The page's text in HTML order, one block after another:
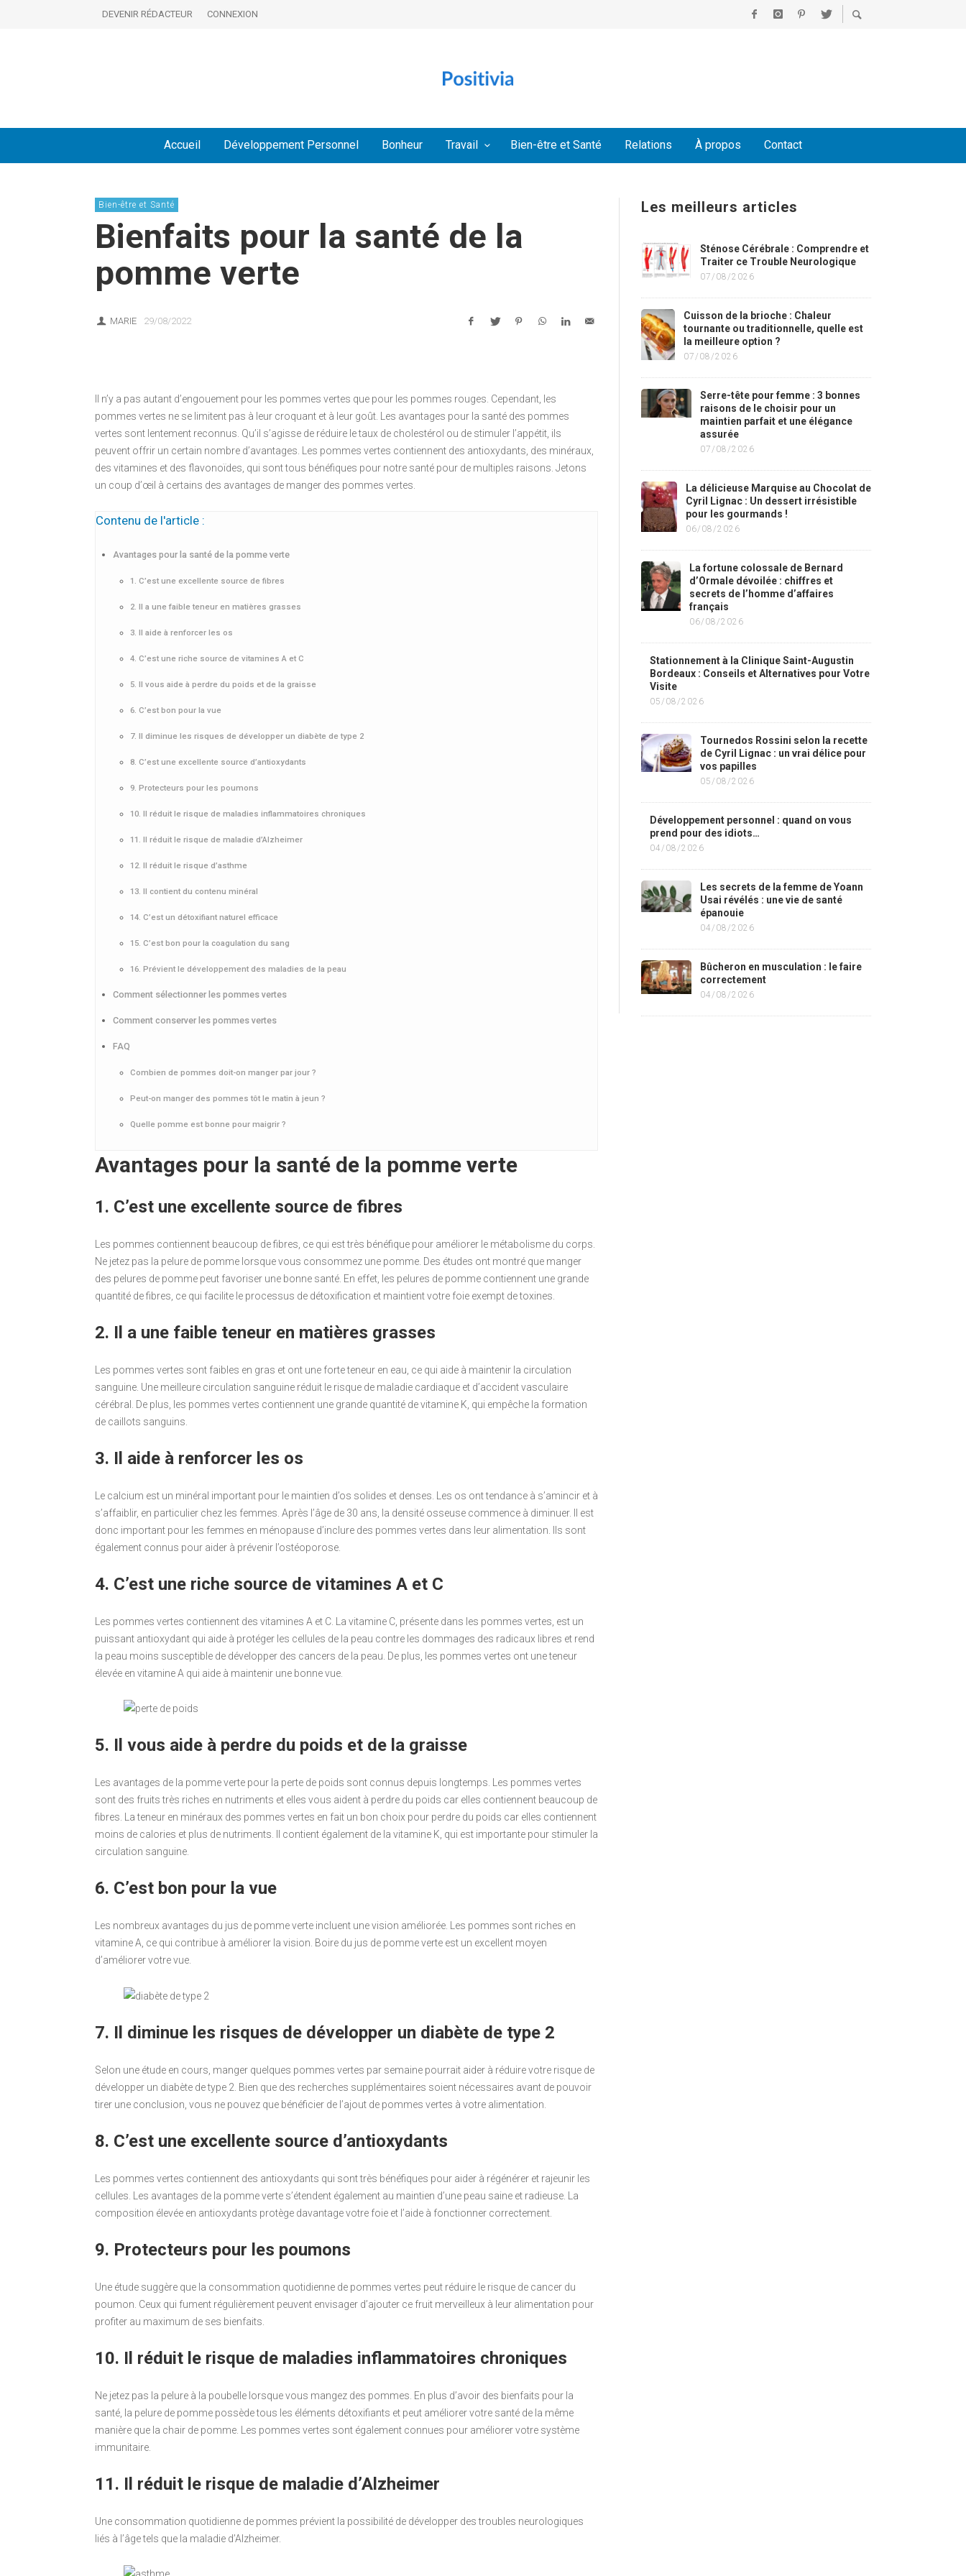
DEVENIR RÉDACTEUR CONNEXION
Accueil Développement Personnel Bonheur Travail Bien-être et Santé Relations À propos Contact
Bien-être et Santé
Bienfaits pour la santé de la
pomme verte
MARIE 29/08/2022
Il n’y a pas autant d’engouement pour les pommes vertes que pour les pommes rouges. Cependant, les
pommes vertes ne se limitent pas à leur croquant et à leur goût. Les avantages pour la santé des pommes
vertes sont lentement reconnus. Qu’il s’agisse de réduire le taux de cholestérol ou de stimuler l’appétit, ils
peuvent offrir un certain nombre d’avantages. Les pommes vertes contiennent des antioxydants, des minéraux,
des vitamines et des flavonoïdes, qui sont tous bénéfiques pour notre santé pour de multiples raisons. Jetons
un coup d’œil à certains des avantages de manger des pommes vertes.
Contenu de l'article :
Avantages pour la santé de la pomme verte
1. C’est une excellente source de fibres
2. Il a une faible teneur en matières grasses
3. Il aide à renforcer les os
4. C’est une riche source de vitamines A et C
5. Il vous aide à perdre du poids et de la graisse
6. C’est bon pour la vue
7. Il diminue les risques de développer un diabète de type 2
8. C’est une excellente source d’antioxydants
9. Protecteurs pour les poumons
10. Il réduit le risque de maladies inflammatoires chroniques
11. Il réduit le risque de maladie d’Alzheimer
12. Il réduit le risque d’asthme
13. Il contient du contenu minéral
14. C’est un détoxifiant naturel efficace
15. C’est bon pour la coagulation du sang
16. Prévient le développement des maladies de la peau
Comment sélectionner les pommes vertes
Comment conserver les pommes vertes
FAQ
Combien de pommes doit-on manger par jour ?
Peut-on manger des pommes tôt le matin à jeun ?
Quelle pomme est bonne pour maigrir ?
Avantages pour la santé de la pomme verte
1. C’est une excellente source de fibres
Les pommes contiennent beaucoup de fibres, ce qui est très bénéfique pour améliorer le métabolisme du corps.
Ne jetez pas la pelure de pomme lorsque vous consommez une pomme. Des études ont montré que manger
des pelures de pomme peut favoriser une bonne santé. En effet, les pelures de pomme contiennent une grande
quantité de fibres, ce qui facilite le processus de détoxification et maintient votre foie exempt de toxines.
2. Il a une faible teneur en matières grasses
Les pommes vertes sont faibles en gras et ont une forte teneur en eau, ce qui aide à maintenir la circulation
sanguine. Une meilleure circulation sanguine réduit le risque de maladie cardiaque et d’accident vasculaire
cérébral. De plus, les pommes vertes contiennent une grande quantité de vitamine K, qui empêche la formation
de caillots sanguins.
3. Il aide à renforcer les os
Le calcium est un minéral important pour le maintien d’os solides et denses. Les os ont tendance à s’amincir et à
s’affaiblir, en particulier chez les femmes. Après l’âge de 30 ans, la densité osseuse commence à diminuer. Il est
donc important pour les femmes en ménopause d’inclure des pommes vertes dans leur alimentation. Ils sont
également connus pour aider à prévenir l’ostéoporose.
4. C’est une riche source de vitamines A et C
Les pommes vertes contiennent des vitamines A et C. La vitamine C, présente dans les pommes vertes, est un
puissant antioxydant qui aide à protéger les cellules de la peau contre les dommages des radicaux libres et rend
la peau moins susceptible de développer des cancers de la peau. De plus, les pommes vertes ont une teneur
élevée en vitamine A qui aide à maintenir une bonne vue.
5. Il vous aide à perdre du poids et de la graisse
Les avantages de la pomme verte pour la perte de poids sont connus depuis longtemps. Les pommes vertes
sont des fruits très riches en nutriments et elles vous aident à perdre du poids car elles contiennent beaucoup de
fibres. La teneur en minéraux des pommes vertes en fait un bon choix pour perdre du poids car elles contiennent
moins de calories et plus de nutriments. Il contient également de la vitamine K, qui est importante pour stimuler la
circulation sanguine.
6. C’est bon pour la vue
Les nombreux avantages du jus de pomme verte incluent une vision améliorée. Les pommes sont riches en
vitamine A, ce qui contribue à améliorer la vision. Boire du jus de pomme verte est un excellent moyen
d’améliorer votre vue.
7. Il diminue les risques de développer un diabète de type 2
Selon une étude en cours, manger quelques pommes vertes par semaine pourrait aider à réduire votre risque de
développer un diabète de type 2. Bien que des recherches supplémentaires soient nécessaires avant de pouvoir
tirer une conclusion, vous ne pouvez que bénéficier de l’ajout de pommes vertes à votre alimentation.
8. C’est une excellente source d’antioxydants
Les pommes vertes contiennent des antioxydants qui sont très bénéfiques pour aider à régénérer et rajeunir les
cellules. Les avantages de la pomme verte s’étendent également au maintien d’une peau saine et radieuse. La
composition élevée en antioxydants protège davantage votre foie et l’aide à fonctionner correctement.
9. Protecteurs pour les poumons
Une étude suggère que la consommation quotidienne de pommes vertes peut réduire le risque de cancer du
poumon. Ceux qui fument régulièrement peuvent envisager d’ajouter ce fruit merveilleux à leur alimentation pour
profiter au maximum de ses bienfaits.
10. Il réduit le risque de maladies inflammatoires chroniques
Ne jetez pas la pelure à la poubelle lorsque vous mangez des pommes. En plus d’avoir des bienfaits pour la
santé, la pelure de pomme possède tous les éléments détoxifiants et peut améliorer votre santé de la même
manière que la chair de pomme. Les pommes vertes sont également connues pour améliorer votre système
immunitaire.
11. Il réduit le risque de maladie d’Alzheimer
Une consommation quotidienne de pommes prévient la possibilité de développer des troubles neurologiques
liés à l’âge tels que la maladie d’Alzheimer.
Les meilleurs articles
Sténose Cérébrale : Comprendre et
Traiter ce Trouble Neurologique
07/08/2026
Cuisson de la brioche : Chaleur
tournante ou traditionnelle, quelle est
la meilleure option ?
07/08/2026
Serre-tête pour femme : 3 bonnes
raisons de le choisir pour un
maintien parfait et une élégance
assurée
07/08/2026
La délicieuse Marquise au Chocolat de
Cyril Lignac : Un dessert irrésistible
pour les gourmands !
06/08/2026
La fortune colossale de Bernard
d’Ormale dévoilée : chiffres et
secrets de l’homme d’affaires
français
06/08/2026
Stationnement à la Clinique Saint-Augustin
Bordeaux : Conseils et Alternatives pour Votre
Visite
05/08/2026
Tournedos Rossini selon la recette
de Cyril Lignac : un vrai délice pour
vos papilles
05/08/2026
Développement personnel : quand on vous
prend pour des idiots…
04/08/2026
Les secrets de la femme de Yoann
Usai révélés : une vie de santé
épanouie
04/08/2026
Bûcheron en musculation : le faire
correctement
04/08/2026